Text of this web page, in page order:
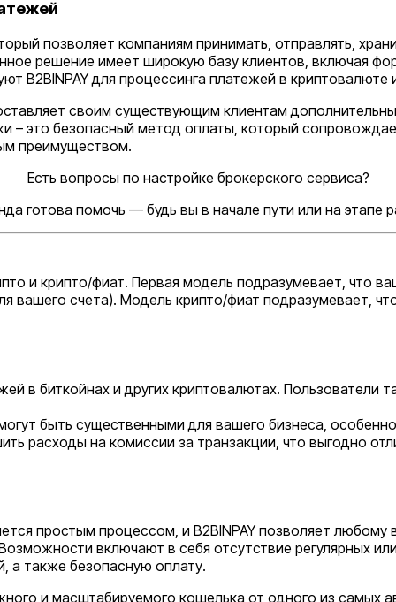
позволяет компаниям принимать, отправлять,
решение имеет широкую базу клиентов, включая
B2BINPAY для процессинга платежей в
своим существующим клиентам
– это безопасный метод оплаты, который
преимуществом.
Есть вопросы по настройке брокерского сервиса?
готова помочь — будь вы в начале пути или на этапе
и крипто/фиат. Первая модель подразумевает, что
вашего счета). Модель крипто/фиат подразумевает,
в биткойнах и других криптовалютах. Пользователи
быть существенными для вашего бизнеса,
расходы на комиссии за транзакции, что выгодно
простым процессом, и B2BINPAY позволяет
включают в себя отсутствие регулярных
а также безопасную оплату.
и масштабируемого кошелька от одного из самых